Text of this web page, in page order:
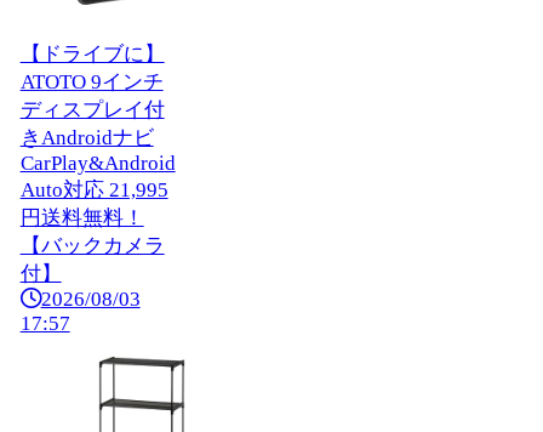
【ドライブに】
ATOTO 9インチ
ディスプレイ付
きAndroidナビ
CarPlay&Android
Auto対応 21,995
円送料無料！
【バックカメラ
付】
2026/08/03
17:57